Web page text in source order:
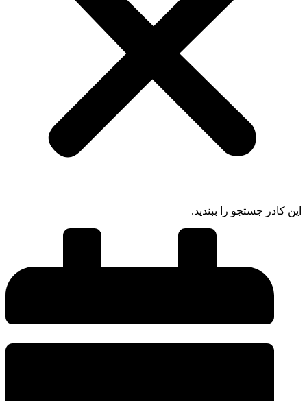
جستجو را ببندید.